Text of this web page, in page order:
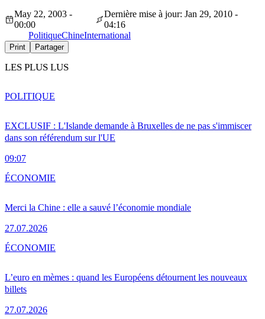
May 22, 2003 -
00:00
Dernière mise à jour: Jan 29, 2010 -
04:16
PolitiqueChineInternational
Print Partager
LES PLUS LUS
EXCLUSIF : L'Islande demande à Bruxelles de ne pas s'immiscer
dans son référendum sur l'UE
09:07
POLITIQUE
Merci la Chine : elle a sauvé l’économie mondiale
27.07.2026
ÉCONOMIE
L’euro en mèmes : quand les Européens détournent les nouveaux
billets
27.07.2026
ÉCONOMIE